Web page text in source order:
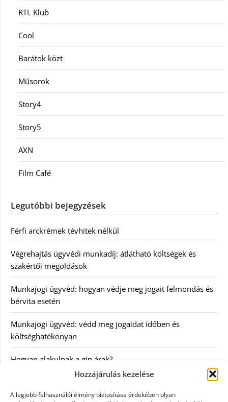
Hozzájárulás kezelése
A legjobb felhasználói élmény biztosítása érdekében olyan
RTL Klub
Cool
Barátok közt
Műsorok
Story4
Story5
AXN
Film Café
Legutóbbi bejegyzések
Férfi arckrémek tévhitek nélkül
Végrehajtás ügyvédi munkadíj: átlátható költségek és
szakértői megoldások
Munkajogi ügyvéd: hogyan védje meg jogait felmondás és
bérvita esetén
Munkajogi ügyvéd: védd meg jogaidat időben és
költséghatékonyan
Hogyan alakulnak a gin árak?
Kategóriák